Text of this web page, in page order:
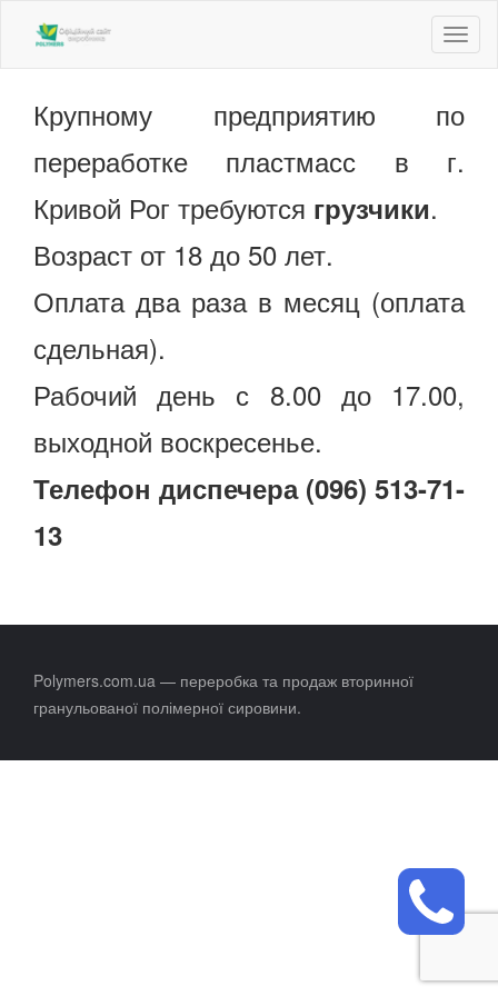
Крупному предприятию по
переработке пластмасс в г.
Кривой Рог требуются грузчики.
Возраст от 18 до 50 лет.
Оплата два раза в месяц (оплата
сдельная).
Рабочий день с 8.00 до 17.00,
выходной воскресенье.
Телефон диспечера (096) 513-71-
13
Polymers.com.ua — переробка та продаж вторинної
гранульованої полімерної сировини.